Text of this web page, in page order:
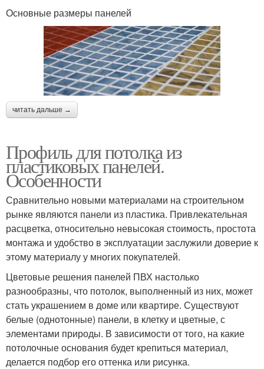
Основные размеры панелей
читать дальше →
Профиль для потолка из
пластиковых панелей.
Особенности
Сравнительно новыми материалами на строительном
рынке являются панели из пластика. Привлекательная
расцветка, относительно невысокая стоимость, простота
монтажа и удобство в эксплуатации заслужили доверие к
этому материалу у многих покупателей.
Цветовые решения панелей ПВХ настолько
разнообразны, что потолок, выполненный из них, может
стать украшением в доме или квартире. Существуют
белые (однотонные) панели, в клетку и цветные, с
элементами природы. В зависимости от того, на какие
потолочные основания будет крепиться материал,
делается подбор его оттенка или рисунка.